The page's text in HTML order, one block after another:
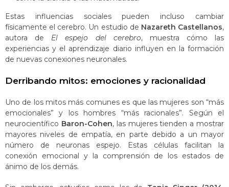
Estas influencias sociales pueden incluso cambiar
físicamente el cerebro. Un estudio de Nazareth Castellanos,
autora de El espejo del cerebro, muestra cómo las
experiencias y el aprendizaje diario influyen en la formación
de nuevas conexiones neuronales​​.
Derribando mitos: emociones y racionalidad
Uno de los mitos más comunes es que las mujeres son “más
emocionales” y los hombres “más racionales”. Según el
neurocientífico Baron-Cohen, las mujeres tienden a mostrar
mayores niveles de empatía, en parte debido a un mayor
número de neuronas espejo​​. Estas células facilitan la
conexión emocional y la comprensión de los estados de
ánimo de los demás.